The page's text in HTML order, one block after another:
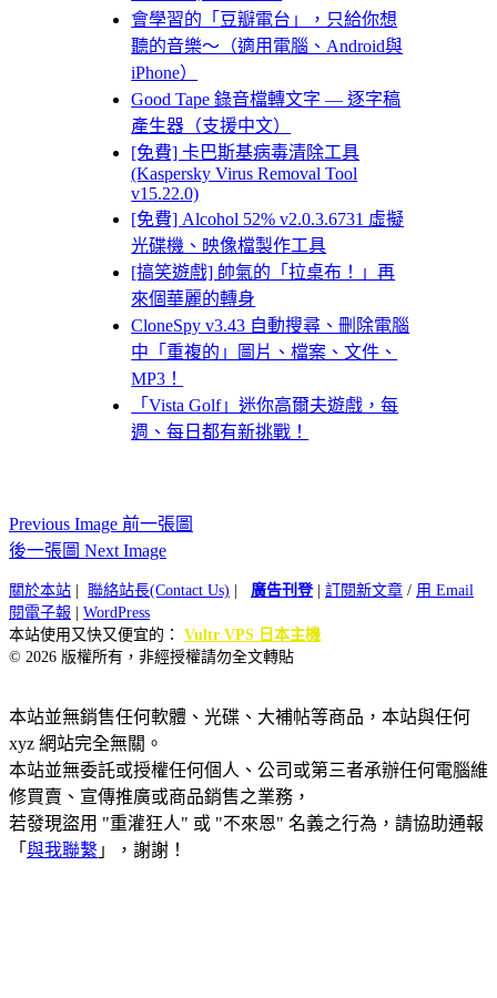
會學習的「豆瓣電台」，只給你想
聽的音樂～（適用電腦、Android與
iPhone）
Good Tape 錄音檔轉文字 — 逐字稿
產生器（支援中文）
[免費] 卡巴斯基病毒清除工具
(Kaspersky Virus Removal Tool
v15.22.0)
[免費] Alcohol 52% v2.0.3.6731 虛擬
光碟機、映像檔製作工具
[搞笑遊戲] 帥氣的「拉桌布！」再
來個華麗的轉身
CloneSpy v3.43 自動搜尋、刪除電腦
中「重複的」圖片、檔案、文件、
MP3！
「Vista Golf」迷你高爾夫遊戲，每
週、每日都有新挑戰！
Previous Image 前一張圖
後一張圖 Next Image
關於本站 聯絡站長(Contact Us) 廣告刊登| 訂閱新文章 / 用 Email
閱電子報
WordPress
本站使用又快又便宜的： Vultr VPS 日本主機
© 2026 版權所有，非經授權請勿全文轉貼
本站並無銷售任何軟體、光碟、大補帖等商品，本站與任何
xyz 網站完全無關。
本站並無委託或授權任何個人、公司或第三者承辦任何電腦維
修買賣、宣傳推廣或商品銷售之業務，
若發現盜用 "重灌狂人" 或 "不來恩" 名義之行為，請協助通報
「 與我聯繫 」，謝謝！